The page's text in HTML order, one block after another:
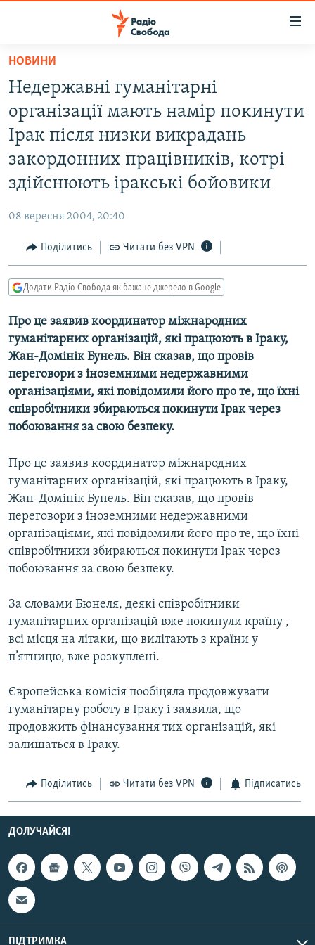
Перейти
основного
матеріалу
Перейти
до
основної
навігації
до
ВСЕ ЗА ДОБУ
СТАТТІ
ЕКОНОМІКА
СПОРТ
УКРАЇНА
РОСІЙСЬКА «ФІЛЬТРАЦІЯ»
КРИМ.РЕАЛІЇ
ТИ ЯК?
СХЕМИ
МУЛЬТИМЕДІА
ФОТО
СПЕЦПРОЄКТИ
ПОДКАСТИ
РУС
УКР
КТАТ
ДОЛУЧАЙСЯ!
Усі сайти RFE/RL
НОВИНИ
Недержавні гуманітарні
організації мають намір покинути
Ірак після низки викрадань
закордонних працівників, котрі
здійснюють іракські бойовики
08 вересня 2004, 20:40
Поділитись Читати без VPN
Додати Радіо Свобода як бажане джерело в Google
Про це заявив координатор міжнародних
гуманітарних організацій, які працюють в Іраку,
Жан-Домінік Бунель. Він сказав, що провів
переговори з іноземними недержавними
організаціями, які повідомили його про те, що їхні
співробітники збираються покинути Ірак через
побоювання за свою безпеку.
Про це заявив координатор міжнародних
гуманітарних організацій, які працюють в Іраку,
Жан-Домінік Бунель. Він сказав, що провів
переговори з іноземними недержавними
організаціями, які повідомили його про те, що їхні
співробітники збираються покинути Ірак через
побоювання за свою безпеку.
За словами Бюнеля, деякі співробітники
гуманітарних організацій вже покинули країну ,
всі місця на літаки, що вилітають з країни у
п’ятницю, вже розкуплені.
Європейська комісія пообіцяла продовжувати
гуманітарну роботу в Іраку і заявила, що
продовжить фінансування тих організацій, які
залишаться в Іраку.
Поділитись Читати без VPN Підписатись
ДОЛУЧАЙСЯ!
ПІДТРИМКА